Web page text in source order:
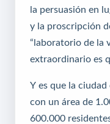
la persuasión en
y la proscripción
“laboratorio de la
extraordinario es
Y es que la
con un área de
600.000